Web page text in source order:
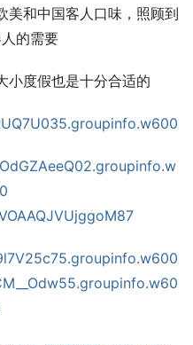
美和中国客人口味，照顾到
的需要
小度假也是十分合适的